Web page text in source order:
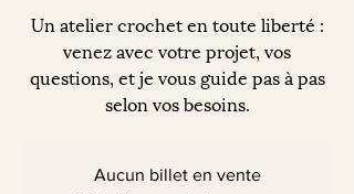
Un atelier crochet en toute liberté :
venez avec votre projet, vos
questions, et je vous guide pas à pas
selon vos besoins.
Aucun billet en vente